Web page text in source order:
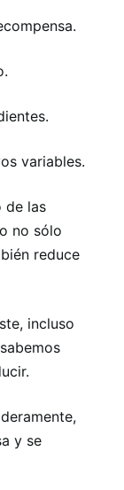
variables.
de las
no sólo
reduce
incluso
y se